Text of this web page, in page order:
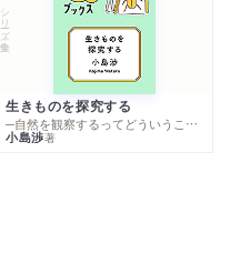
シリーズ・全集
生きものを探究する
─自然を観察するってどういうこと？
小島渉著